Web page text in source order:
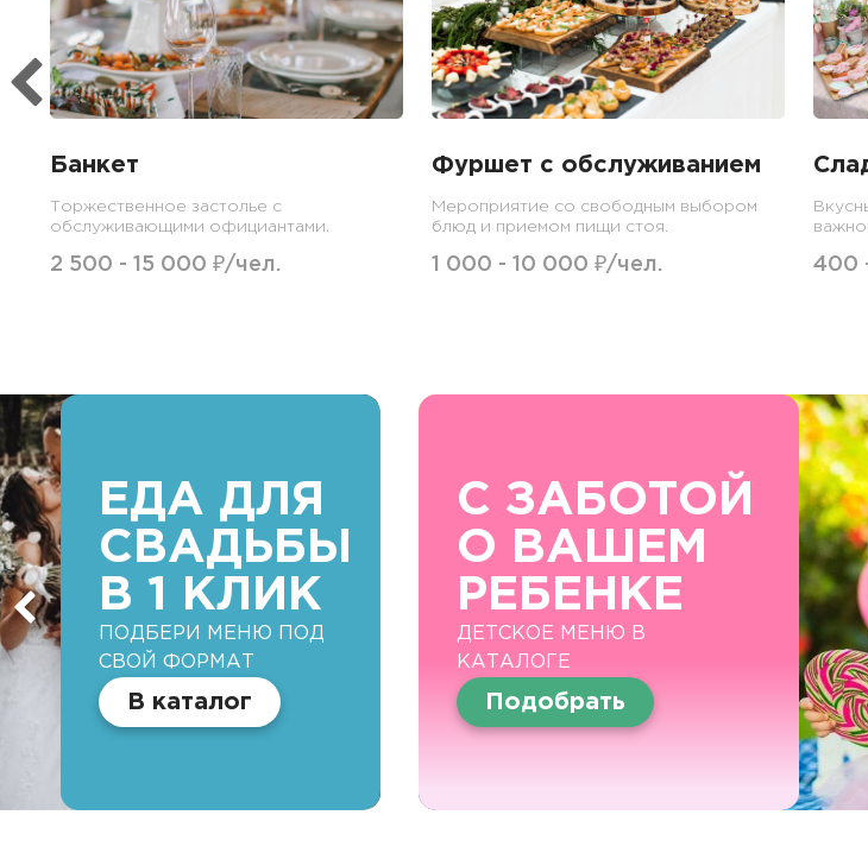
Банкет
Торжественное застолье с
обслуживающими официантами.
2 500 - 15 000 ₽/чел.
Фуршет с обслуживанием
Мероприятие со свободным выбором
блюд и приемом пищи стоя.
1 000 - 10 000 ₽/чел. 400
ЕДА ДЛЯ
СВАДЬБЫ
В 1 КЛИК
ПОДБЕРИ МЕНЮ ПОД
СВОЙ ФОРМАТ
В каталог
С ЗАБОТОЙ
О ВАШЕМ
РЕБЕНКЕ
ДЕТСКОЕ МЕНЮ В
КАТАЛОГЕ
Подобрать